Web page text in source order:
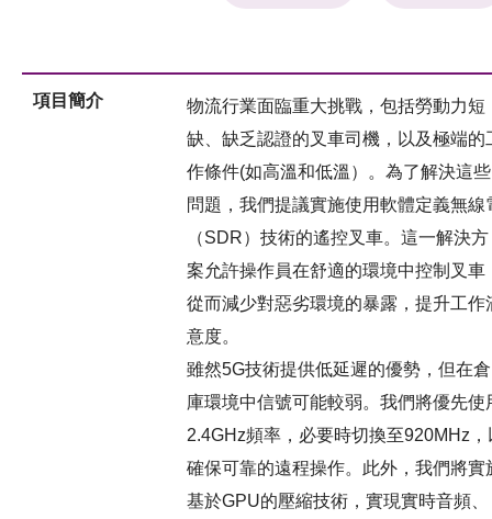
項目簡介
物流行業面臨重大挑戰，包括勞動力短
缺、缺乏認證的叉車司機，以及極端的
作條件(如高溫和低溫）。為了解決這些
問題，我們提議實施使用軟體定義無線
（SDR）技術的遙控叉車。這一解決方
案允許操作員在舒適的環境中控制叉車
從而減少對惡劣環境的暴露，提升工作
意度。
雖然5G技術提供低延遲的優勢，但在倉
庫環境中信號可能較弱。我們將優先使
2.4GHz頻率，必要時切換至920MHz，
確保可靠的遠程操作。此外，我們將實
基於GPU的壓縮技術，實現實時音頻、